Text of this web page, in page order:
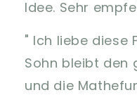
Idee. Sehr
" Ich liebe diese
Sohn bleibt den
und die